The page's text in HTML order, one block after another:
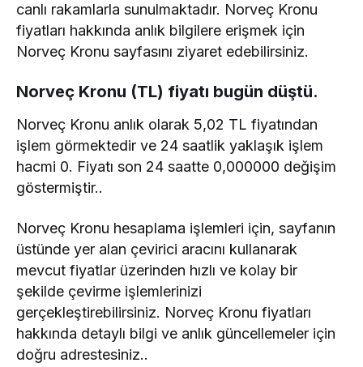
canlı rakamlarla sunulmaktadır. Norveç Kronu
fiyatları hakkında anlık bilgilere erişmek için
Norveç Kronu sayfasını ziyaret edebilirsiniz.
Norveç Kronu (TL) fiyatı bugün düştü.
Norveç Kronu anlık olarak 5,02 TL fiyatından
işlem görmektedir ve 24 saatlik yaklaşık işlem
hacmi 0. Fiyatı son 24 saatte 0,000000 değişim
göstermiştir..
Norveç Kronu hesaplama işlemleri için, sayfanın
üstünde yer alan çevirici aracını kullanarak
mevcut fiyatlar üzerinden hızlı ve kolay bir
şekilde çevirme işlemlerinizi
gerçekleştirebilirsiniz. Norveç Kronu fiyatları
hakkında detaylı bilgi ve anlık güncellemeler için
doğru adrestesiniz..